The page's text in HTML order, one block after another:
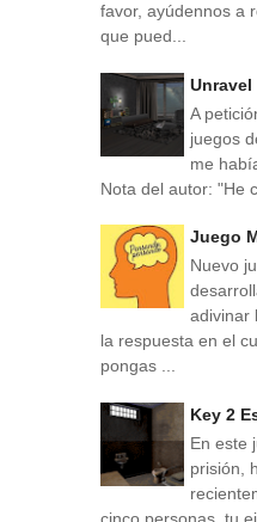
favor, ayúdennos a
que pued...
Unravel
A
juegos
me
Nota del autor: "He
Juego
Nuevo
adivinar
la respuesta en el
pongas ...
Key 2
En este
prisión,
cinco personas, tu